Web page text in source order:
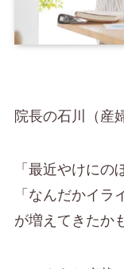
院長の石川（産
「最近やけにの
「なんだかイ
が増えてきたか